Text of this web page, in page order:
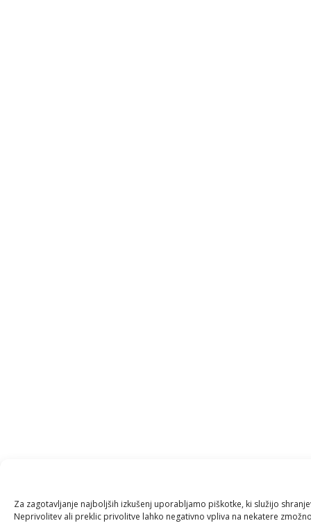
Za zagotavljanje najboljših izkušenj uporabljamo piškotke, ki služijo
Neprivolitev ali preklic privolitve lahko negativno vpliva na nekatere